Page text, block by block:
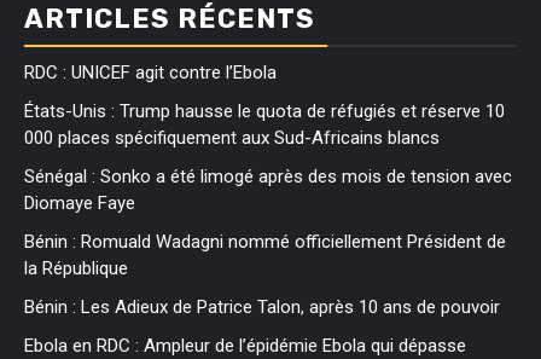
ARTICLES RÉCENTS
RDC : UNICEF agit contre l’Ebola
États-Unis : Trump hausse le quota de réfugiés et réserve 10
000 places spécifiquement aux Sud-Africains blancs
Sénégal : Sonko a été limogé après des mois de tension avec
Diomaye Faye
Bénin : Romuald Wadagni nommé officiellement Président de
la République
Bénin : Les Adieux de Patrice Talon, après 10 ans de pouvoir
Ebola en RDC : Ampleur de l’épidémie Ebola qui dépasse